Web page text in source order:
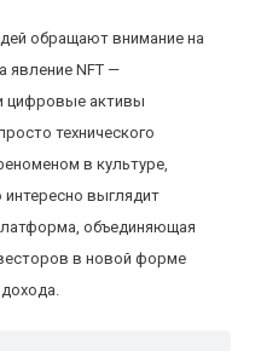
обращают внимание на
явление NFT —
цифровые активы
технического
в культуре,
интересно выглядит
объединяющая
в новой форме